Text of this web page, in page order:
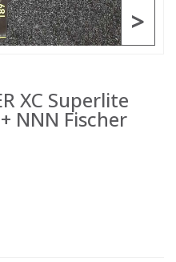
>
XC Superlite
NNN Fischer